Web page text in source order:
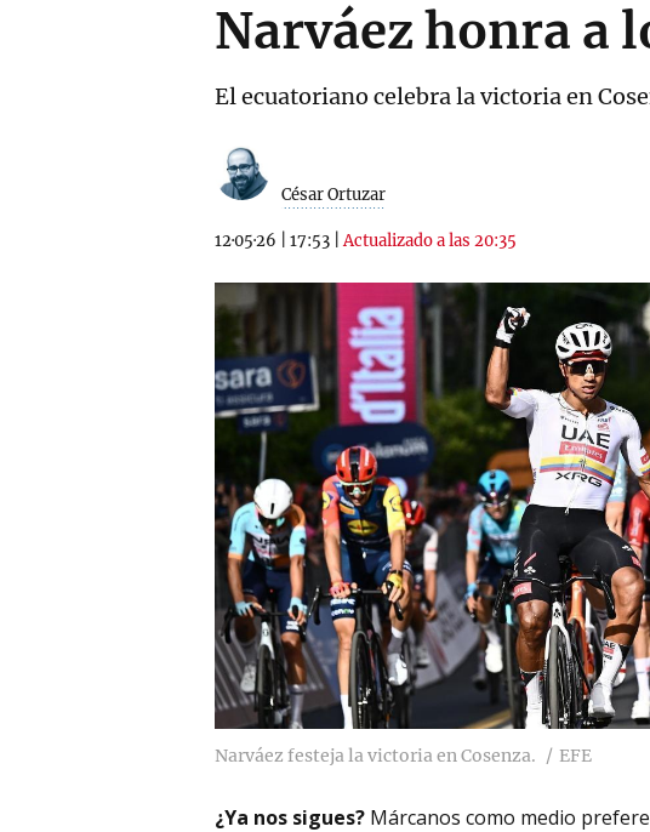
Narváez honra a
El ecuatoriano celebra la victoria en
César Ortuzar
12·05·26 17:53 |Actualizado a las 20:35
Narváez festeja la victoria en Cosenza. EFE
¿Ya nos sigues? Márcanos como medio